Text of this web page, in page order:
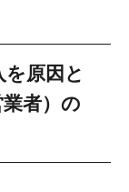
原因と
者）の